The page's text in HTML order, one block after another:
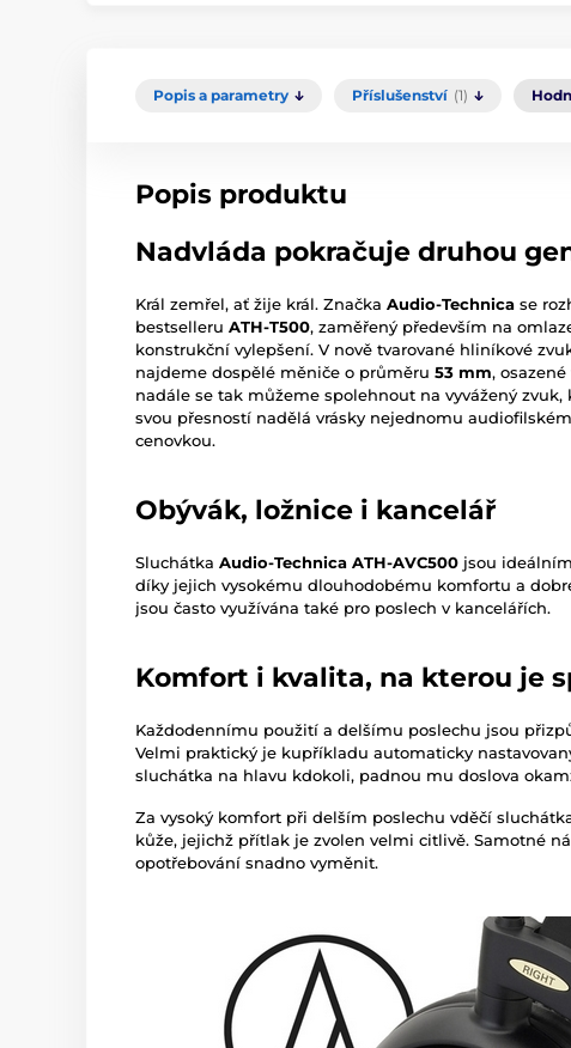
Popis a parametry Příslušenství (1)
Popis produktu
Nadvláda pokračuje druhou
Král zemřel, ať žije král. Značka Audio-Technica se
bestselleru ATH-T500, zaměřený především na
konstrukční vylepšení. V nově tvarované hliníkové
najdeme dospělé měniče o průměru 53 mm,
nadále se tak můžeme spolehnout na vyvážený
svou přesností nadělá vrásky nejednomu
cenovkou.
Obývák, ložnice i kancelář
Sluchátka Audio-Technica ATH-AVC500 jsou
díky jejich vysokému dlouhodobému komfortu a
jsou často využívána také pro poslech v kancelářích.
Komfort i kvalita, na kterou je
Každodennímu použití a delšímu poslechu jsou
Velmi praktický je kupříkladu automaticky
sluchátka na hlavu kdokoli, padnou mu doslova
Za vysoký komfort při delším poslechu vděčí
kůže, jejichž přítlak je zvolen velmi citlivě. Samotné
opotřebování snadno vyměnit.